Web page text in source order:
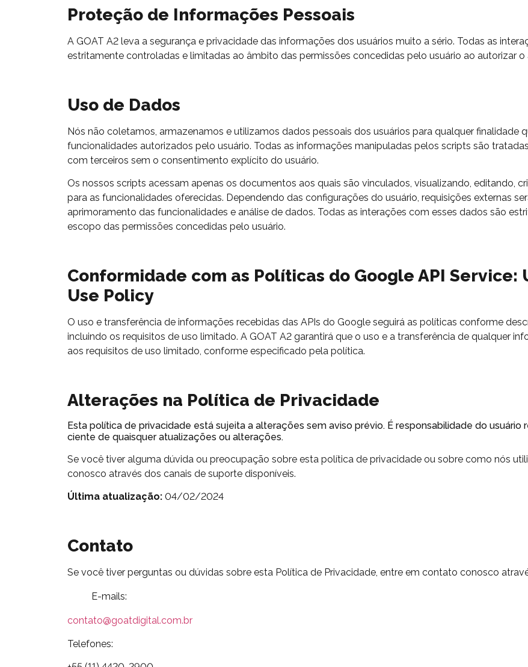
Proteção de Informações Pessoais
A GOAT A2 leva a segurança e privacidade das informações dos usuários muito a sério. Todas as
estritamente controladas e limitadas ao âmbito das permissões concedidas pelo usuário ao autorizar o
Uso de Dados
Nós não coletamos, armazenamos e utilizamos dados pessoais dos usuários para qualquer finalidade
funcionalidades autorizados pelo usuário. Todas as informações manipuladas pelos scripts são
com terceiros sem o consentimento explícito do usuário.
Os nossos scripts acessam apenas os documentos aos quais são vinculados, visualizando, editando,
para as funcionalidades oferecidas. Dependendo das configurações do usuário, requisições externas
aprimoramento das funcionalidades e análise de dados. Todas as interações com esses dados são
escopo das permissões concedidas pelo usuário.
Conformidade com as Políticas do Google API Service:
Use Policy
O uso e transferência de informações recebidas das APIs do Google seguirá as políticas conforme
incluindo os requisitos de uso limitado. A GOAT A2 garantirá que o uso e a transferência de qualquer
aos requisitos de uso limitado, conforme especificado pela política.
Alterações na Política de Privacidade
Esta política de privacidade está sujeita a alterações sem aviso prévio. É responsabilidade do
ciente de quaisquer atualizações ou alterações.
Se você tiver alguma dúvida ou preocupação sobre esta política de privacidade ou sobre como nós
conosco através dos canais de suporte disponíveis.
Última atualização: 04/02/2024
Contato
Se você tiver perguntas ou dúvidas sobre esta Política de Privacidade, entre em contato conosco
E-mails:
contato@goatdigital.com.br
Telefones: